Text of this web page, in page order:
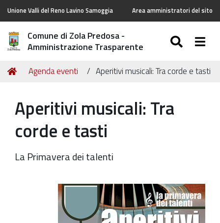
Unione Valli del Reno Lavino Samoggia Area amministratori del sito
Comune di Zola Predosa -
Amministrazione Trasparente
Tu
Home
Agenda eventi Aperitivi musicali: Tra corde e tasti
Aperitivi musicali: Tra
corde e tasti
La Primavera dei talenti
https://old.comune.zolapredosa.bo.it/events/aperitivi-